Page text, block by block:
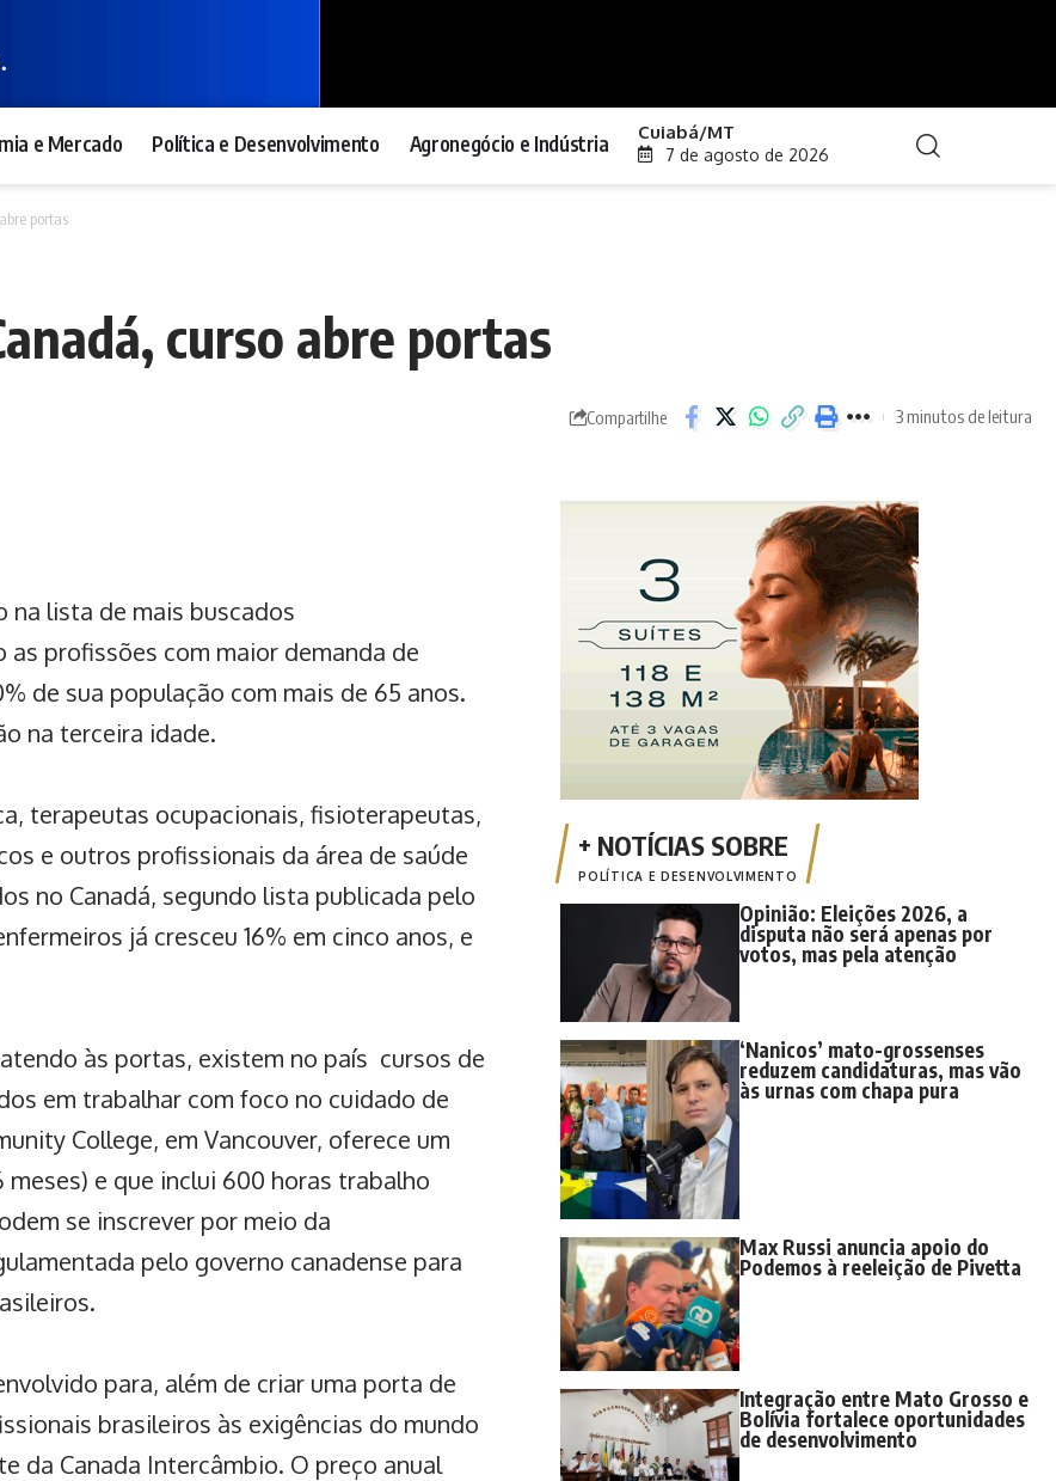
e Mercado Política e Desenvolvimento Agronegócio e Indústria Cuiabá/MT
7 de agosto de 2026
portas
curso abre portas
Compartilhe 3 minutos de leitura
na lista de mais buscados
as profissões com maior demanda de
de sua população com mais de 65 anos.
na terceira idade.
terapeutas ocupacionais, fisioterapeutas,
e outros profissionais da área de saúde
no Canadá, segundo lista publicada pelo
já cresceu 16% em cinco anos, e
às portas, existem no país cursos de
em trabalhar com foco no cuidado de
College, em Vancouver, oferece um
meses) e que inclui 600 horas trabalho
se inscrever por meio da
pelo governo canadense para
para, além de criar uma porta de
brasileiros às exigências do mundo
da Canada Intercâmbio. O preço anual
POLÍTICA E DESENVOLVIMENTO
Opinião: Eleições 2026, a
disputa não será apenas por
votos, mas pela atenção
‘Nanicos’ mato-grossenses
reduzem candidaturas, mas vão
às urnas com chapa pura
Max Russi anuncia apoio do
Podemos à reeleição de Pivetta
Integração entre Mato Grosso e
Bolívia fortalece oportunidades
de desenvolvimento